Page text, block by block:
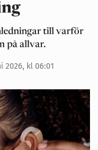
till varför
på allvar.
2026, kl 06:01